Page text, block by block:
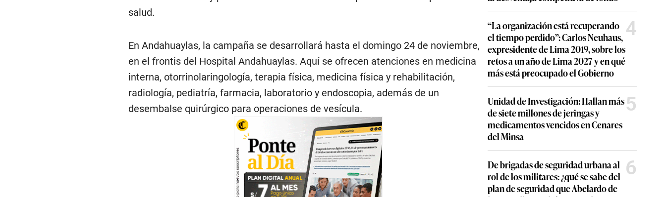
salud.
En Andahuaylas, la campaña se desarrollará hasta el domingo 24 de noviembre,
en el frontis del Hospital Andahuaylas. Aquí se ofrecen atenciones en medicina
interna, otorrinolaringología, terapia física, medicina física y rehabilitación,
radiología, pediatría, farmacia, laboratorio y endoscopia, además de un
desembalse quirúrgico para operaciones de vesícula.
“La organización está recuperando
el tiempo perdido”: Carlos Neuhaus,
expresidente de Lima 2019, sobre los
retos a un año de Lima 2027 y en qué
más está preocupado el Gobierno
4
Unidad de Investigación: Hallan más
de siete millones de jeringas y
medicamentos vencidos en Cenares
del Minsa
5
De brigadas de seguridad urbana al
rol de los militares: ¿qué se sabe del
plan de seguridad que Abelardo de
6